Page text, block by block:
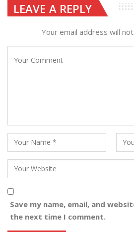
LEAVE A REPLY
Your email address will
Save my name, email, and
the next time I comment.